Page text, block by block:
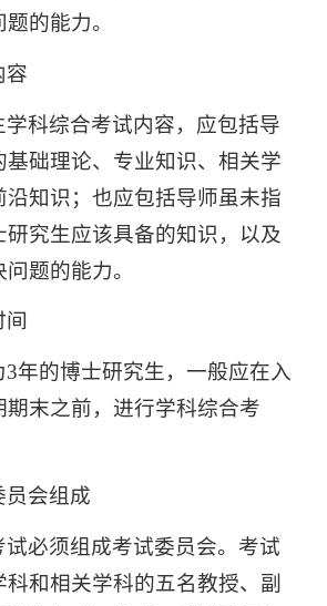
的能力。
容
学科综合考试内容，应包括导
基础理论、专业知识、相关学
沿知识；也应包括导师虽未指
研究生应该具备的知识，以及
题的能力。
间
3年的博士研究生，一般应在入
期末之前，进行学科综合考
员会组成
试必须组成考试委员会。考试
和相关学科的五名教授、副